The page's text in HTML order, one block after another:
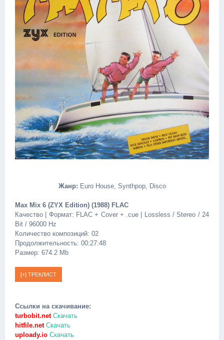
Жанр: Euro House, Synthpop, Disco
Max Mix 6 (ZYX Edition) (1988) FLAC
Качество | Формат: FLAC + Cover + .cue | Lossless / Stereo / 24
Bit / 96000 Hz
Количество композиций: 02
Продолжительность: 00:27:48
Размер: 674.2 Mb
Ссылки на скачивание:
turbobit.netСкачать
hitfile.netСкачать
uploady.io Скачать